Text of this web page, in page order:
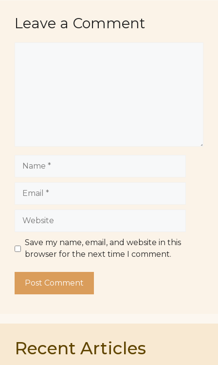
Leave a Comment
Website
Save my name, email, and website in this
browser for the next time I comment.
Recent Articles